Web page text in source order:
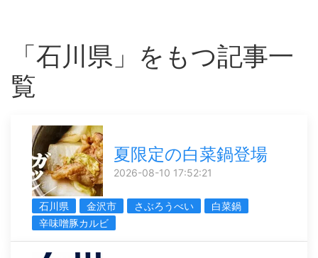
「石川県」をもつ記事一
覧
夏限定の白菜鍋登場
2026-08-10 17:52:21
石川県 金沢市 さぶろうべい
白菜鍋
辛味噌豚カルビ